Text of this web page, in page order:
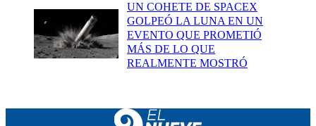
UN COHETE DE SPACEX
GOLPEÓ LA LUNA EN UN
EVENTO QUE PROMETIÓ
MÁS DE LO QUE
REALMENTE MOSTRÓ